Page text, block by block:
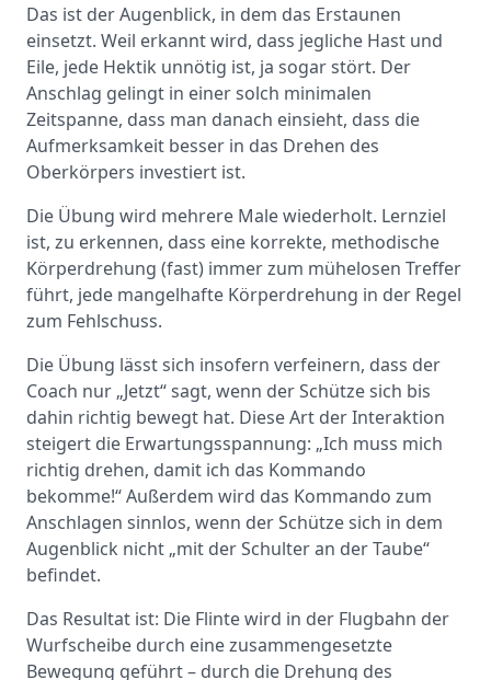
Das ist der Augenblick, in dem das Erstaunen
einsetzt. Weil erkannt wird, dass jegliche Hast und
Eile, jede Hektik unnötig ist, ja sogar stört. Der
Anschlag gelingt in einer solch minimalen
Zeitspanne, dass man danach einsieht, dass die
Aufmerksamkeit besser in das Drehen des
Oberkörpers investiert ist.
Die Übung wird mehrere Male wiederholt. Lernziel
ist, zu erkennen, dass eine korrekte, methodische
Körperdrehung (fast) immer zum mühelosen Treffer
führt, jede mangelhafte Körperdrehung in der Regel
zum Fehlschuss.
Die Übung lässt sich insofern verfeinern, dass der
Coach nur „Jetzt“ sagt, wenn der Schütze sich bis
dahin richtig bewegt hat. Diese Art der Interaktion
steigert die Erwartungsspannung: „Ich muss mich
richtig drehen, damit ich das Kommando
bekomme!“ Außerdem wird das Kommando zum
Anschlagen sinnlos, wenn der Schütze sich in dem
Augenblick nicht „mit der Schulter an der Taube“
befindet.
Das Resultat ist: Die Flinte wird in der Flugbahn der
Wurfscheibe durch eine zusammengesetzte
Bewegung geführt – durch die Drehung des